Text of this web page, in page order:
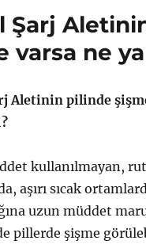
Şarj
varsa ne
Aletinin pilinde
kullanılmayan,
aşırı sıcak
uzun müddet
pillerde şişme